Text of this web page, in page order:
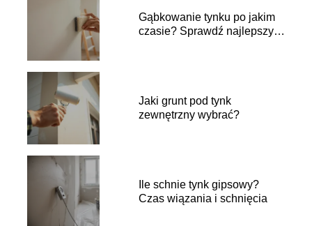
Gąbkowanie tynku po jakim
czasie? Sprawdź najlepszy
Jaki grunt pod tynk
zewnętrzny wybrać?
Ile schnie tynk gipsowy?
Czas wiązania i schnięcia